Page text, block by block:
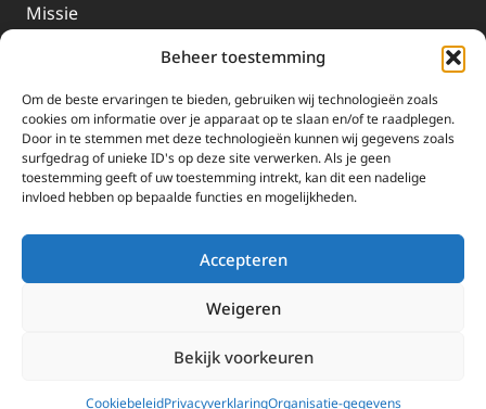
Beheer toestemming
Om de beste ervaringen te bieden, gebruiken wij technologieën zoals
cookies om informatie over je apparaat op te slaan en/of te raadplegen.
Door in te stemmen met deze technologieën kunnen wij gegevens zoals
surfgedrag of unieke ID's op deze site verwerken. Als je geen
toestemming geeft of uw toestemming intrekt, kan dit een nadelige
invloed hebben op bepaalde functies en mogelijkheden.
Accepteren
Weigeren
Bekijk voorkeuren
CookiebeleidPrivacyverklaringOrganisatie-gegevens
Missie
EWTN-Team
Organisatiegegevens
Doneren
EWTN wordt uitsluitend gefinancierd door uw donaties.
Wij ontvangen bewust geen advertentie-inkomsten of
Landen |Cookies|Privacyverklaring